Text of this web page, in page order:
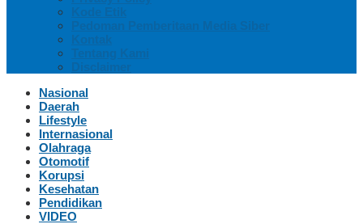
Kode Etik
Pedoman Pemberitaan Media Siber
Kontak
Tentang Kami
Disclaimer
Nasional
Daerah
Lifestyle
Internasional
Olahraga
Otomotif
Korupsi
Kesehatan
Pendidikan
VIDEO